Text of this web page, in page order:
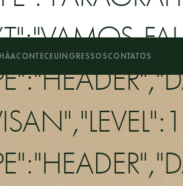
ACONTECEUINGRESSOSCONTATOS